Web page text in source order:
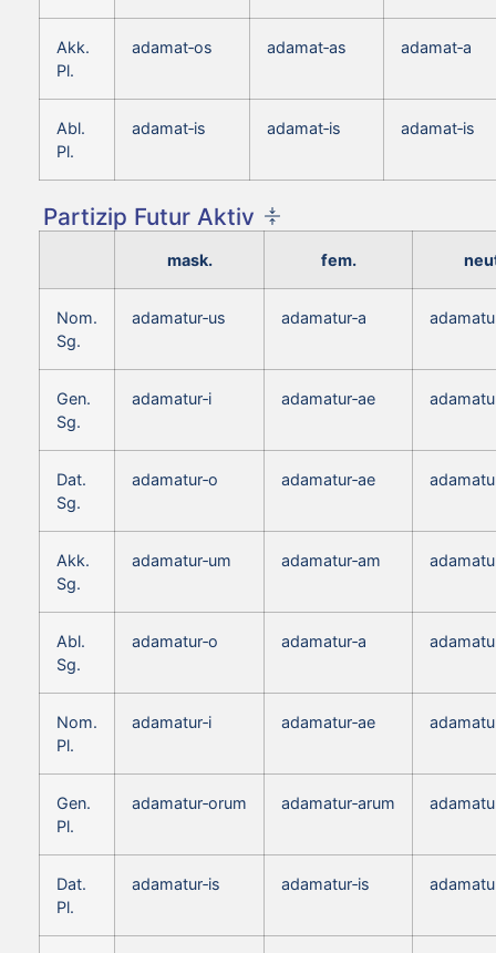
Akk.
Pl.
adamat‑os adamat‑as adamat‑a
Abl.
Pl.
adamat‑is adamat‑is adamat‑is
Partizip Futur Aktiv
mask. fem.
Nom.
Sg.
adamatur‑us adamatur‑a
Gen.
Sg.
adamatur‑i adamatur‑ae
Dat.
Sg.
adamatur‑o adamatur‑ae
Akk.
Sg.
adamatur‑um adamatur‑am
Abl.
Sg.
adamatur‑o adamatur‑a
Nom.
Pl.
adamatur‑i adamatur‑ae
Gen.
Pl.
adamatur‑orum adamatur‑arum
Dat.
Pl.
adamatur‑is adamatur‑is